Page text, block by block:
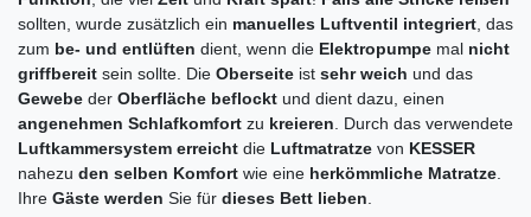
sollten, wurde zusätzlich ein manuelles Luftventil integriert, das
zum be- und entlüften dient, wenn die Elektropumpe mal nicht
griffbereit sein sollte. Die Oberseite ist sehr weich und das
Gewebe der Oberfläche beflockt und dient dazu, einen
angenehmen Schlafkomfort zu kreieren. Durch das verwendete
Luftkammersystem erreicht die Luftmatratze von KESSER
nahezu den selben Komfort wie eine herkömmliche Matratze.
Ihre Gäste werden Sie für dieses Bett lieben.